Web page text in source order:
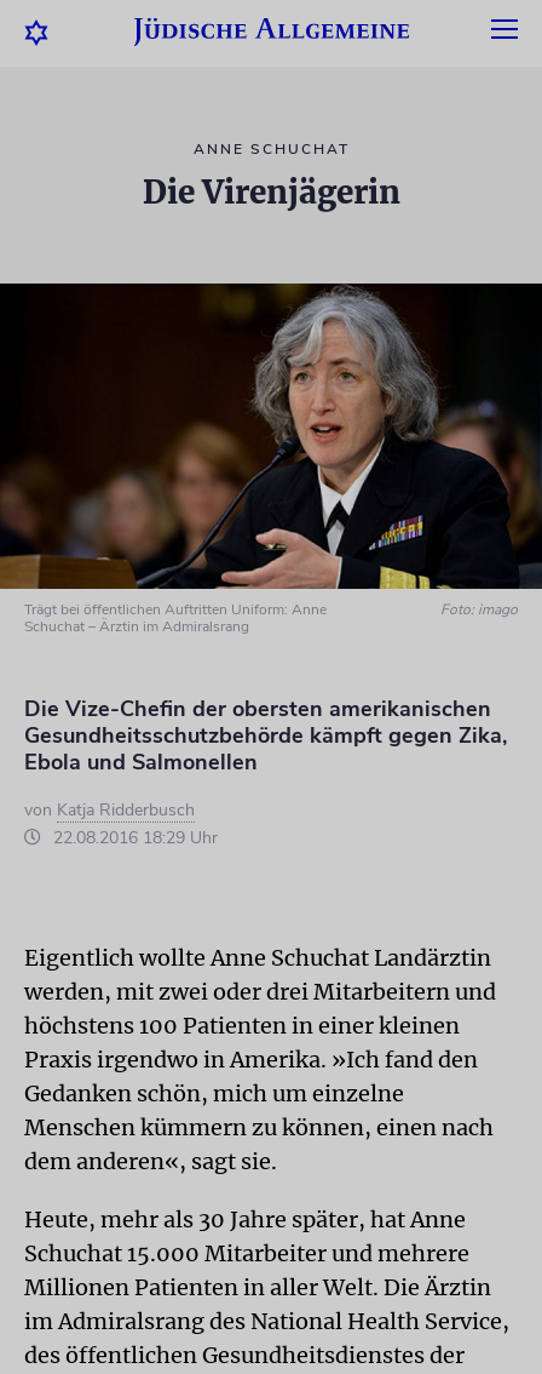
ANNE SCHUCHAT
Die Virenjägerin
Trägt bei öffentlichen Auftritten Uniform: Anne
Schuchat – Ärztin im Admiralsrang
Foto: imago
Die Vize-Chefin der obersten amerikanischen
Gesundheitsschutzbehörde kämpft gegen Zika,
Ebola und Salmonellen
von Katja Ridderbusch
22.08.2016 18:29 Uhr
Eigentlich wollte Anne Schuchat Landärztin
werden, mit zwei oder drei Mitarbeitern und
höchstens 100 Patienten in einer kleinen
Praxis irgendwo in Amerika. »Ich fand den
Gedanken schön, mich um einzelne
Menschen kümmern zu können, einen nach
dem anderen«, sagt sie.
Heute, mehr als 30 Jahre später, hat Anne
Schuchat 15.000 Mitarbeiter und mehrere
Millionen Patienten in aller Welt. Die Ärztin
im Admiralsrang des National Health Service,
des öffentlichen Gesundheitsdienstes der